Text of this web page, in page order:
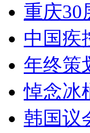
重庆
中国疾
年终策
悼念冰
韩国议